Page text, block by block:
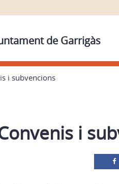
de Garrigàs
i subvencions
i